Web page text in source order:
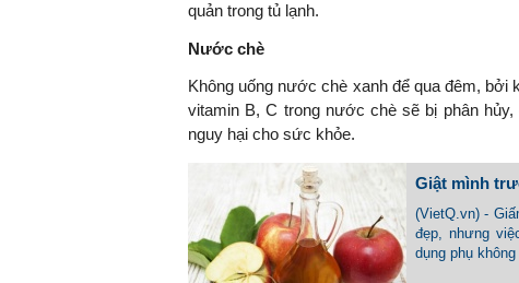
quản trong tủ lạnh.
Nước chè
Không uống nước chè xanh để qua đêm,
vitamin B, C trong nước chè sẽ bị phân
nguy hại cho sức khỏe.
Giật mình
(VietQ.vn) -
đẹp, nhưng
dụng phụ